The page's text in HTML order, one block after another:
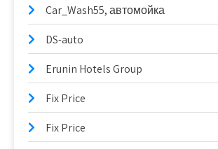
Car_Wash55, автомойка
DS-auto
Erunin Hotels Group
Fix Price
Fix Price